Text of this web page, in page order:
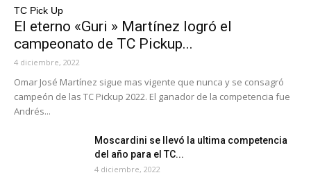
TC Pick Up
El eterno «Guri » Martínez logró el
campeonato de TC Pickup...
4 diciembre, 2022
Omar José Martínez sigue mas vigente que nunca y se consagró
campeón de las TC Pickup 2022. El ganador de la competencia fue
Andrés...
Moscardini se llevó la ultima competencia
del año para el TC...
4 diciembre, 2022